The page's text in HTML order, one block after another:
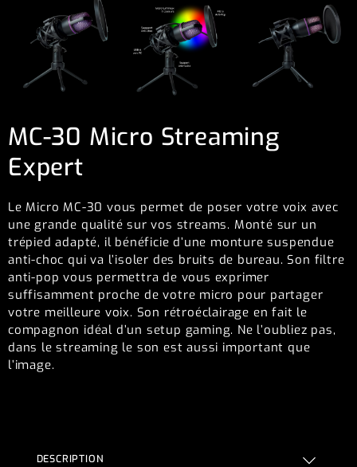
MC-30 Micro Streaming
Expert
Le Micro MC-30 vous permet de poser votre voix avec
une grande qualité sur vos streams. Monté sur un
trépied adapté, il bénéficie d’une monture suspendue
anti-choc qui va l’isoler des bruits de bureau. Son filtre
anti-pop vous permettra de vous exprimer
suffisamment proche de votre micro pour partager
votre meilleure voix. Son rétroéclairage en fait le
compagnon idéal d’un setup gaming. Ne l’oubliez pas,
dans le streaming le son est aussi important que
l’image.
DESCRIPTION